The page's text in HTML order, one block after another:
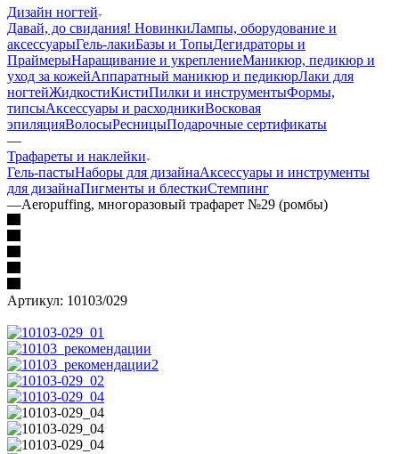
Дизайн ногтей
Давай, до свидания! НовинкиЛампы, оборудование и
аксессуарыГель-лакиБазы и ТопыДегидраторы и
ПраймерыНаращивание и укреплениеМаникюр, педикюр и
уход за кожейАппаратный маникюр и педикюрЛаки для
ногтейЖидкостиКистиПилки и инструментыФормы,
типсыАксессуары и расходникиВосковая
эпиляцияВолосыРесницыПодарочные сертификаты
—
Трафареты и наклейки
Гель-пастыНаборы для дизайнаАксессуары и инструменты
для дизайнаПигменты и блесткиСтемпинг
—Aeropuffing, многоразовый трафарет №29 (ромбы)
Артикул: 10103/029